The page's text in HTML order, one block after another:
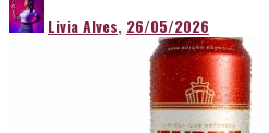
Livia Alves, 26/05/2026